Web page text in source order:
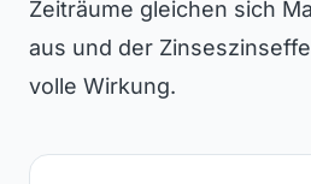
Zeiträume gleichen sich
aus und der
volle Wirkung.